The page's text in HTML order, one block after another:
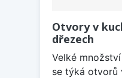
Otvory v
dřezech
Velké
se týká otvorů